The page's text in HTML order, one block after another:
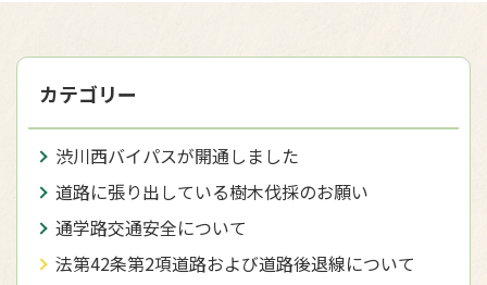
カテゴリー
渋川西バイパスが開通しました
道路に張り出している樹木伐採のお願い
通学路交通安全について
法第42条第2項道路および道路後退線について